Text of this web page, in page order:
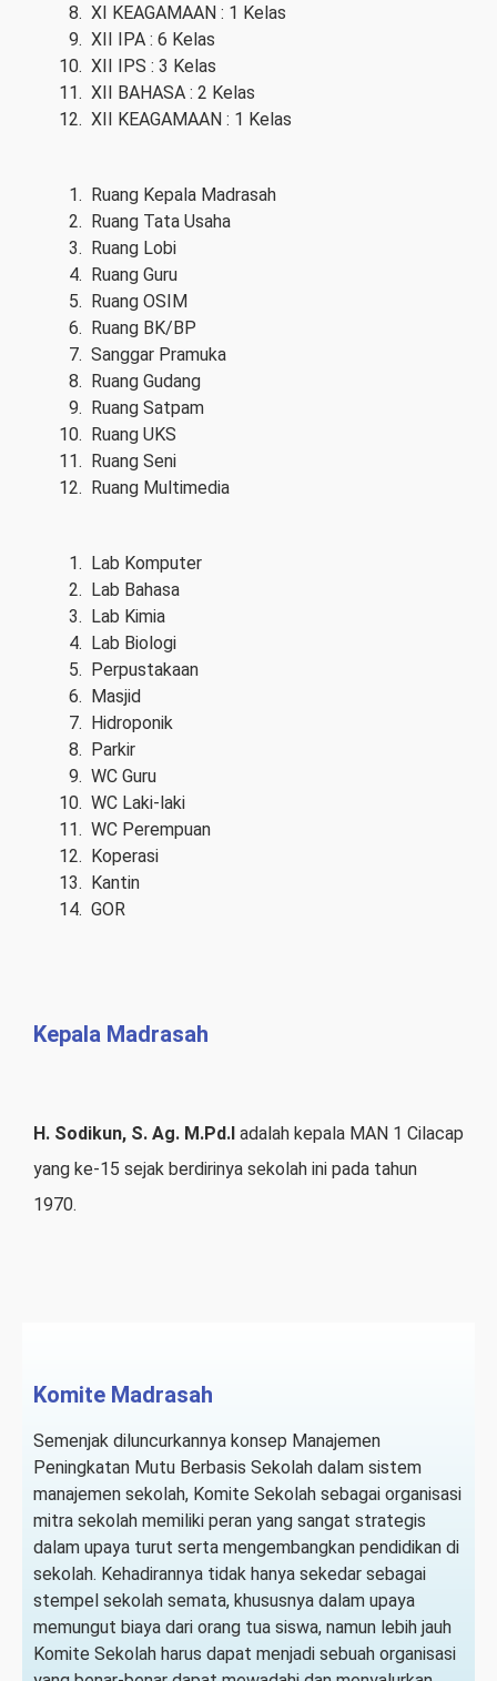
XI KEAGAMAAN : 1 Kelas
XII IPA : 6 Kelas
XII IPS : 3 Kelas
XII BAHASA : 2 Kelas
XII KEAGAMAAN : 1 Kelas
Ruang Kepala Madrasah
Ruang Tata Usaha
Ruang Lobi
Ruang Guru
Ruang OSIM
Ruang BK/BP
Sanggar Pramuka
Ruang Gudang
Ruang Satpam
Ruang UKS
Ruang Seni
Ruang Multimedia
Lab Komputer
Lab Bahasa
Lab Kimia
Lab Biologi
Perpustakaan
Masjid
Hidroponik
Parkir
WC Guru
WC Laki-laki
WC Perempuan
Koperasi
Kantin
GOR
Kepala Madrasah
H. Sodikun, S. Ag. M.Pd.I adalah kepala MAN 1 Cilacap
yang ke-15 sejak berdirinya sekolah ini pada tahun
1970.
Komite Madrasah
Semenjak diluncurkannya konsep Manajemen
Peningkatan Mutu Berbasis Sekolah dalam sistem
manajemen sekolah, Komite Sekolah sebagai organisasi
mitra sekolah memiliki peran yang sangat strategis
dalam upaya turut serta mengembangkan pendidikan di
sekolah. Kehadirannya tidak hanya sekedar sebagai
stempel sekolah semata, khususnya dalam upaya
memungut biaya dari orang tua siswa, namun lebih jauh
Komite Sekolah harus dapat menjadi sebuah organisasi